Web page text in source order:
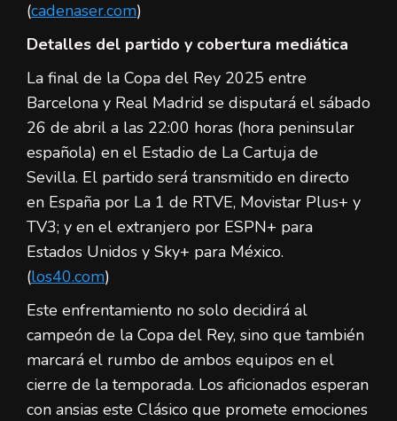
(cadenaser.com)
Detalles del partido y cobertura mediática
La final de la Copa del Rey 2025 entre
Barcelona y Real Madrid se disputará el sábado
26 de abril a las 22:00 horas (hora peninsular
española) en el Estadio de La Cartuja de
Sevilla. El partido será transmitido en directo
en España por La 1 de RTVE, Movistar Plus+ y
TV3; y en el extranjero por ESPN+ para
Estados Unidos y Sky+ para México.
(los40.com)
Este enfrentamiento no solo decidirá al
campeón de la Copa del Rey, sino que también
marcará el rumbo de ambos equipos en el
cierre de la temporada. Los aficionados esperan
con ansias este Clásico que promete emociones